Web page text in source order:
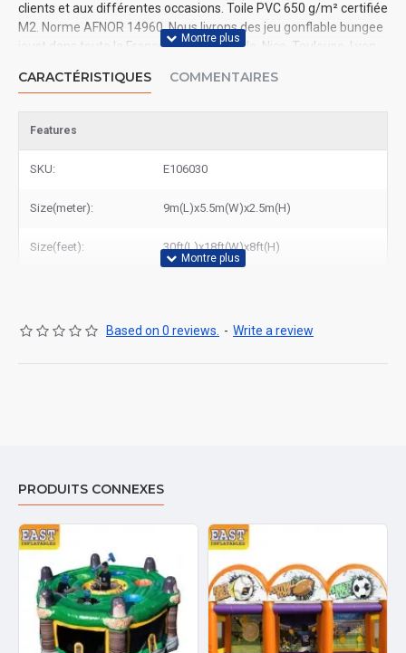
clients et aux différentes occasions. Toile PVC 650 g/m² certifiée
M2. Norme AFNOR 14960​. Nous livrons des jeu gonflable bungee
joust dans toute la France, Paris, Marseille, Nice, Toulouse, Lyon,
CARACTÉRISTIQUES COMMENTAIRES
Features
SKU: E106030
Size(meter): 9m(L)x5.5m(W)x2.5m(H)
Size(feet): 30ft(L)x18ft(W)x8ft(H)
Based on 0 reviews. - Write a review
PRODUITS CONNEXES